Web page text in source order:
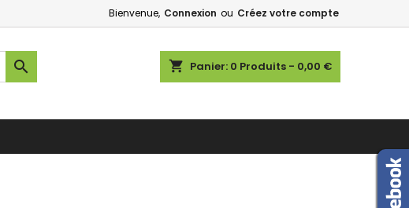
Bienvenue, Connexion ou Créez votre compte
shopping_cart Panier: 0 Produits - 0,00 €
